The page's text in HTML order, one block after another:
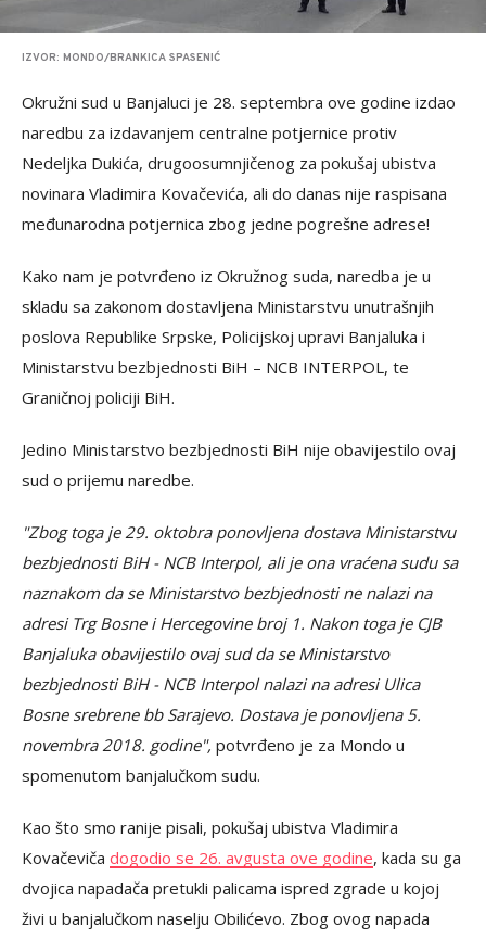
IZVOR: MONDO/BRANKICA SPASENIĆ
Okružni sud u Banjaluci je 28. septembra ove godine izdao
naredbu za izdavanjem centralne potjernice protiv
Nedeljka Dukića, drugoosumnjičenog za pokušaj ubistva
novinara Vladimira Kovačevića, ali do danas nije raspisana
međunarodna potjernica zbog jedne pogrešne adrese!
Kako nam je potvrđeno iz Okružnog suda, naredba je u
skladu sa zakonom dostavljena Ministarstvu unutrašnjih
poslova Republike Srpske, Policijskoj upravi Banjaluka i
Ministarstvu bezbjednosti BiH – NCB INTERPOL, te
Graničnoj policiji BiH.
Jedino Ministarstvo bezbjednosti BiH nije obavijestilo ovaj
sud o prijemu naredbe.
"Zbog toga je 29. oktobra ponovljena dostava Ministarstvu
bezbjednosti BiH - NCB Interpol, ali je ona vraćena sudu sa
naznakom da se Ministarstvo bezbjednosti ne nalazi na
adresi Trg Bosne i Hercegovine broj 1. Nakon toga je CJB
Banjaluka obavijestilo ovaj sud da se Ministarstvo
bezbjednosti BiH - NCB Interpol nalazi na adresi Ulica
Bosne srebrene bb Sarajevo. Dostava je ponovljena 5.
novembra 2018. godine", potvrđeno je za Mondo u
spomenutom banjalučkom sudu.
Kao što smo ranije pisali, pokušaj ubistva Vladimira
Kovačeviča dogodio se 26. avgusta ove godine, kada su ga
dvojica napadača pretukli palicama ispred zgrade u kojoj
živi u banjalučkom naselju Obilićevo. Zbog ovog napada